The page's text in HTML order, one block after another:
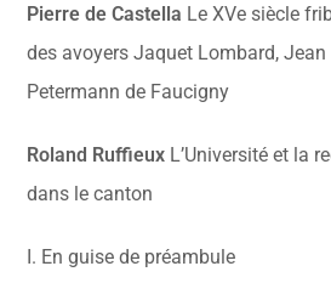
Pierre de Castella Le XVe siècle
des avoyers Jaquet Lombard,
Petermann de Faucigny
Roland Ruffieux L’Université et la
dans le canton
I. En guise de préambule